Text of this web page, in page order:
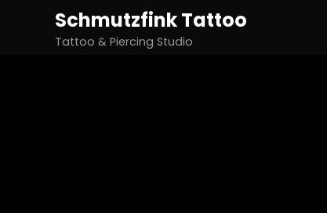
Schmutzfink Tattoo
Tattoo & Piercing Studio